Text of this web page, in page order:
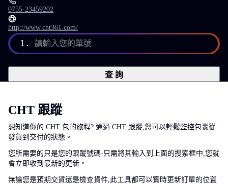
0755-23459202
http://www.cht361.com/
1. 請輸入您的單號
查 詢
CHT 跟蹤
想知道你的 CHT 包的旅程? 通過 CHT 跟蹤,您可以輕鬆監控包裹從
發貨到交付的狀態。
您所需要的只是您的跟蹤號碼-只需將其輸入到上面的搜索框中,您就
會立即收到最新的更新。
無論您是預期交貨還是檢查貨件,此工具都可以實時更新訂單的位置